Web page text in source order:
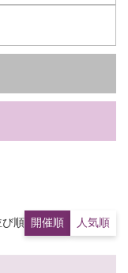
び順 開催順 人気順